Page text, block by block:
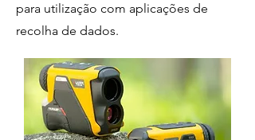
para utilização com aplicações de
recolha de dados.